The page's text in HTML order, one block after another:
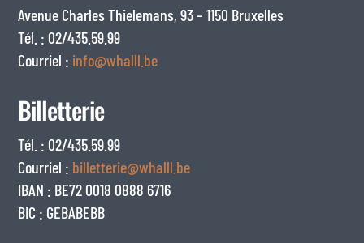
Avenue Charles Thielemans, 93 – 1150 Bruxelles
Tél. : 02/435.59.99
Courriel : info@whalll.be
Billetterie
Tél. : 02/435.59.99
Courriel : billetterie@whalll.be
IBAN : BE72 0018 0888 6716
BIC : GEBABEBB